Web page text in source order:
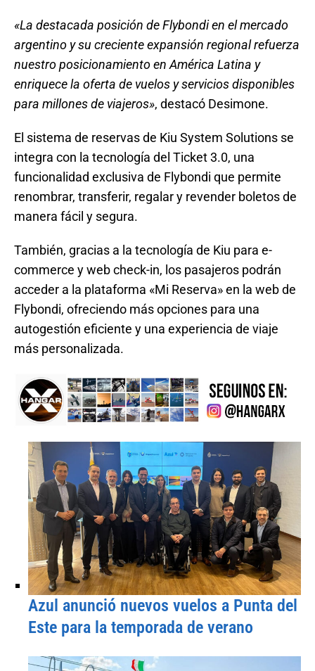
«La destacada posición de Flybondi en el mercado
argentino y su creciente expansión regional refuerza
nuestro posicionamiento en América Latina y
enriquece la oferta de vuelos y servicios disponibles
para millones de viajeros», destacó Desimone.
El sistema de reservas de Kiu System Solutions se
integra con la tecnología del Ticket 3.0, una
funcionalidad exclusiva de Flybondi que permite
renombrar, transferir, regalar y revender boletos de
manera fácil y segura.
También, gracias a la tecnología de Kiu para e-
commerce y web check-in, los pasajeros podrán
acceder a la plataforma «Mi Reserva» en la web de
Flybondi, ofreciendo más opciones para una
autogestión eficiente y una experiencia de viaje
más personalizada.
Azul anunció nuevos vuelos a Punta del
Este para la temporada de verano